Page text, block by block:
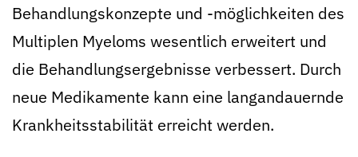
Behandlungskonzepte und -möglichkeiten des
Multiplen Myeloms wesentlich erweitert und
die Behandlungsergebnisse verbessert. Durch
neue Medikamente kann eine langandauernde
Krankheitsstabilität erreicht werden.